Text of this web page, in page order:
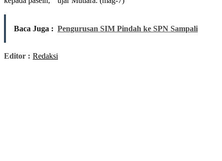
Baca Juga : Pengurusan SIM Pindah ke SPN Sampali
Editor : Redaksi